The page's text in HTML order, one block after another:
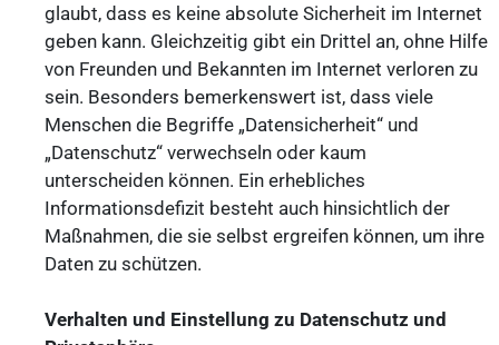
glaubt, dass es keine absolute Sicherheit im Internet
geben kann. Gleichzeitig gibt ein Drittel an, ohne Hilfe
von Freunden und Bekannten im Internet verloren zu
sein. Besonders bemerkenswert ist, dass viele
Menschen die Begriffe „Datensicherheit“ und
„Datenschutz“ verwechseln oder kaum
unterscheiden können. Ein erhebliches
Informationsdefizit besteht auch hinsichtlich der
Maßnahmen, die sie selbst ergreifen können, um ihre
Daten zu schützen.
Verhalten und Einstellung zu Datenschutz und